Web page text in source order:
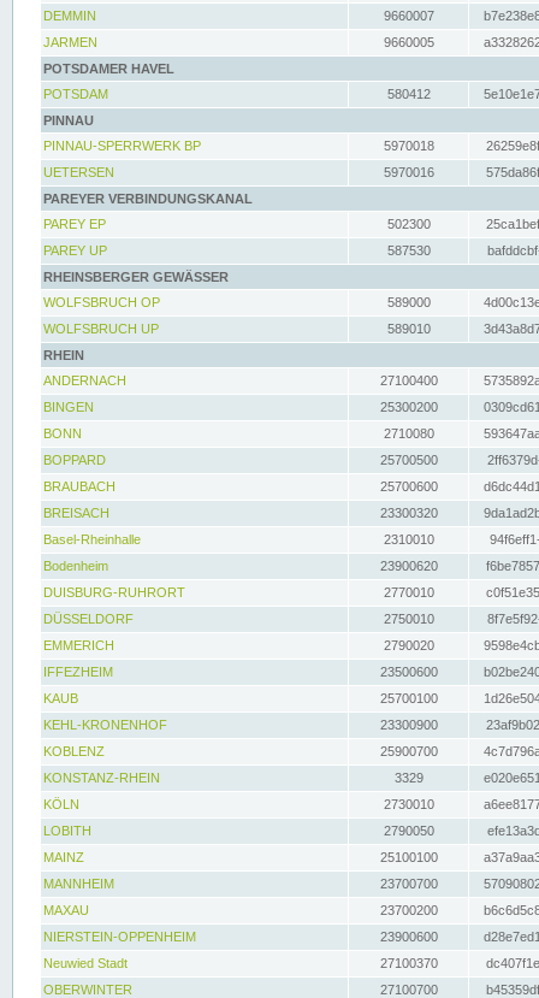
DEMMIN
9660007
JARMEN
9660005
POTSDAMER HAVEL
POTSDAM
580412
PINNAU
PINNAU-SPERRWERK BP
5970018
UETERSEN
5970016
PAREYER VERBINDUNGSKANAL
PAREY EP
502300
PAREY UP
587530
RHEINSBERGER GEWÄSSER
WOLFSBRUCH OP
589000
WOLFSBRUCH UP
589010
RHEIN
ANDERNACH
27100400
BINGEN
25300200
BONN
2710080
BOPPARD
25700500
BRAUBACH
25700600
BREISACH
23300320
Basel-Rheinhalle
2310010
Bodenheim
23900620
DUISBURG-RUHRORT
2770010
DÜSSELDORF
2750010
EMMERICH
2790020
IFFEZHEIM
23500600
KAUB
25700100
KEHL-KRONENHOF
23300900
KOBLENZ
25900700
KONSTANZ-RHEIN
3329
KÖLN
2730010
LOBITH
2790050
MAINZ
25100100
MANNHEIM
23700700
MAXAU
23700200
NIERSTEIN-OPPENHEIM
23900600
Neuwied Stadt
27100370
OBERWINTER
27100700